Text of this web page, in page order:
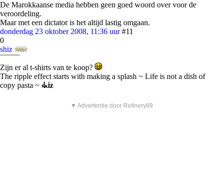
De Marokkaanse media hebben geen goed woord over voor de
veroordeling.
Maar met een dictator is het altijd lastig omgaan.
donderdag 23 oktober 2008, 11:36 uur #11
0
shiz
¯¯¯¯¯
Zijn er al t-shirts van te koop?
The ripple effect starts with making a splash ~ Life is not a dish of
copy pasta ~ ⳽ᖾiz
▼ Advertentie door Refinery89